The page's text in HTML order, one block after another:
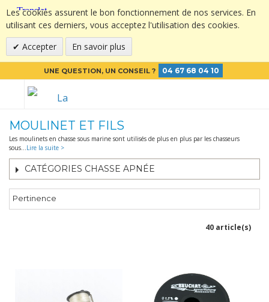
Les cookies assurent le bon fonctionnement de nos services. En
utilisant ces derniers, vous acceptez l'utilisation des cookies.
Accepter
En savoir plus
UNE QUESTION, UN CONSEIL ? 04 67 68 04 10
MOULINET ET FILS
Les moulinets en chasse sous marine sont utilisés de plus en plus par les chasseurs
sous...Lire la suite >
CATÉGORIES CHASSE APNÉE
Pertinence
40 article(s)